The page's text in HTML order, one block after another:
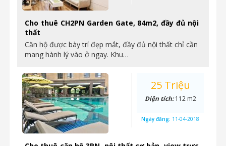
Cho thuê CH2PN Garden Gate, 84m2, đầy đủ nội
thất
Căn hộ được bày trí đẹp mắt, đầy đủ nội thất chỉ cần
mang hành lý vào ở ngay. Khu…
25 Triệu
Diện tích:112 m2
Ngày đăng: 11-04-2018